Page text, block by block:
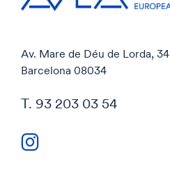
Av. Mare de Déu de Lorda, 34
Barcelona 08034
T. 93 203 03 54